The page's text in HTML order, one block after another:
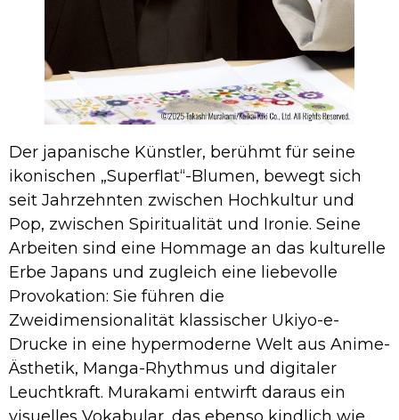
Der japanische Künstler, berühmt für seine
ikonischen „Superflat“-Blumen, bewegt sich
seit Jahrzehnten zwischen Hochkultur und
Pop, zwischen Spiritualität und Ironie. Seine
Arbeiten sind eine Hommage an das kulturelle
Erbe Japans und zugleich eine liebevolle
Provokation: Sie führen die
Zweidimensionalität klassischer Ukiyo-e-
Drucke in eine hypermoderne Welt aus Anime-
Ästhetik, Manga-Rhythmus und digitaler
Leuchtkraft. Murakami entwirft daraus ein